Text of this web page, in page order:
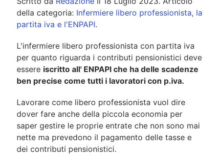
della categoria: Infermiere libero professionista, la
partita iva e l'ENPAPI.
L'infermiere libero professionista con partita iva
per quanto riguarda i contributi pensionistici deve
essere iscritto all' ENPAPI che ha delle scadenze
ben precise come tutti i lavoratori con p.iva.
Lavorare come libero professionista vuol dire
dover fare anche della piccola economia per
saper gestire le proprie entrate che non sono mai
nette ma prevedono il pagamento delle tasse e
dei contributi pensionistici.